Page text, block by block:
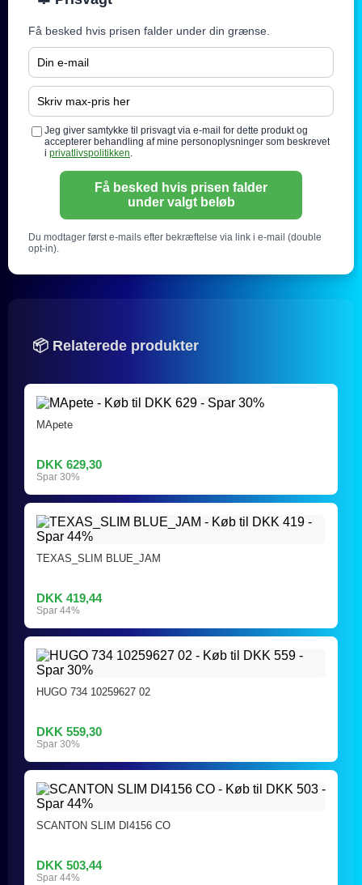
Få besked hvis prisen falder under din grænse.
Jeg giver samtykke til prisvagt via e-mail for dette produkt og
accepterer behandling af mine personoplysninger som beskrevet
i privatlivspolitikken.
Få besked hvis prisen falder
under valgt beløb
Du modtager først e-mails efter bekræftelse via link i e-mail (double
opt-in).
📦 Relaterede produkter
MApete
DKK 629,30
Spar 30%
TEXAS_SLIM BLUE_JAM
DKK 419,44
Spar 44%
HUGO 734 10259627 02
DKK 559,30
Spar 30%
SCANTON SLIM DI4156 CO
DKK 503,44
Spar 44%